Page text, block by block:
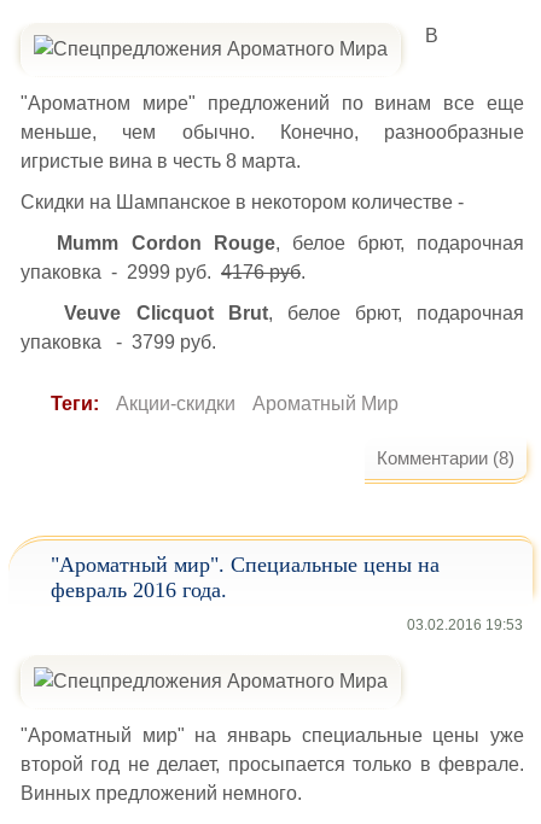
В
"Ароматном мире" предложений по винам все еще
меньше, чем обычно. Конечно, разнообразные
игристые вина в честь 8 марта.
Скидки на Шампанское в некотором количестве -
Mumm Cordon Rouge, белое брют, подарочная
упаковка - 2999 руб. 4176 руб.
Veuve Clicquot Brut, белое брют, подарочная
упаковка - 3799 руб.
Теги: Акции-скидки Ароматный Мир
Комментарии (8)
"Ароматный мир". Специальные цены на
февраль 2016 года.
03.02.2016 19:53
"Ароматный мир" на январь специальные цены уже
второй год не делает, просыпается только в феврале.
Винных предложений немного.